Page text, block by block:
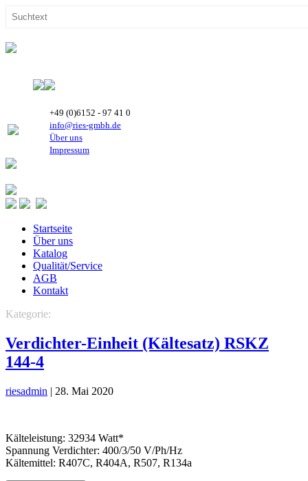
+49 (0)6152 - 97 41 0
info@ries-gmbh.de
Über uns
Impressum
Startseite
Über uns
Katalog
Qualität/Service
AGB
Kontakt
Kategorie:
Verdichter-Einheit (Kältesatz) RSKZ
144-4
riesadmin | 28. Mai 2020
Kälteleistung: 32934 Watt*
Spannung Verdichter: 400/3/50 V/Ph/Hz
Kältemittel: R407C, R404A, R507, R134a